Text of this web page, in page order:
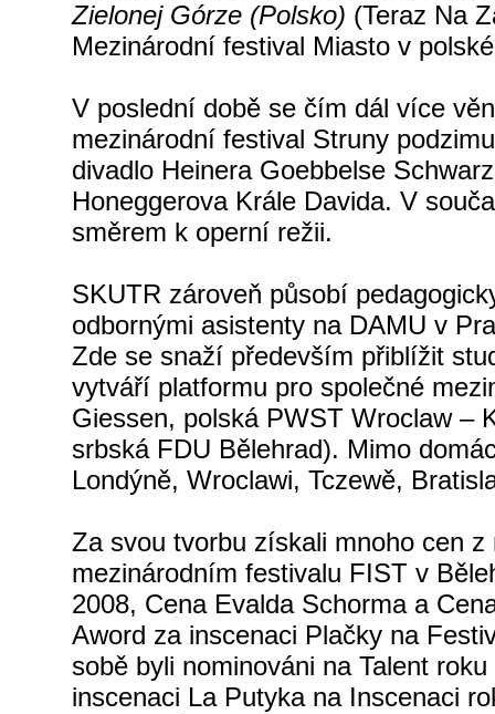
Zielonej Górze (Polsko) (Teraz Na
Mezinárodní festival Miasto v
V poslední době se čím dál více
mezinárodní festival Struny
divadlo Heinera Goebbelse
Honeggerova Krále Davida. V
směrem k operní režii.
SKUTR zároveň působí
odbornými asistenty na DAMU v
Zde se snaží především přiblížit
vytváří platformu pro společné
Giessen, polská PWST Wroclaw –
srbská FDU Bělehrad). Mimo
Londýně, Wroclawi, Tczewě,
Za svou tvorbu získali mnoho cen
mezinárodním festivalu FIST v
2008, Cena Evalda Schorma a
Aword za inscenaci Plačky na
sobě byli nominováni na Talent
inscenaci La Putyka na Inscenaci